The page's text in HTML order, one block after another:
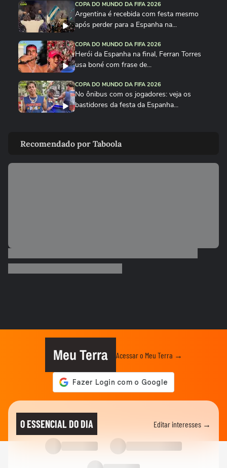
COPA DO MUNDO DA FIFA 2026
Argentina é recebida com festa mesmo
após perder para a Espanha na...
COPA DO MUNDO DA FIFA 2026
Herói da Espanha na final, Ferran Torres
usa boné com frase de...
COPA DO MUNDO DA FIFA 2026
No ônibus com os jogadores: veja os
bastidores da festa da Espanha...
música viral criada por...
COPA DO MUNDO DA FIFA 2026
e 'lustra' taça da Copa...
Lamine Yamal manda recado a Paredes
após agressão a Gavi na final...
Adolescente morre após fonte desabar
durante comemoração do título...
COPA DO MUNDO DA FIFA 2026
Torcedores argentinos entram em
confronto com a PM no RJ após...
Recomendado por Taboola
Meu Terra Acessar o Meu Terra →
O ESSENCIAL DO DIA Editar interesses →